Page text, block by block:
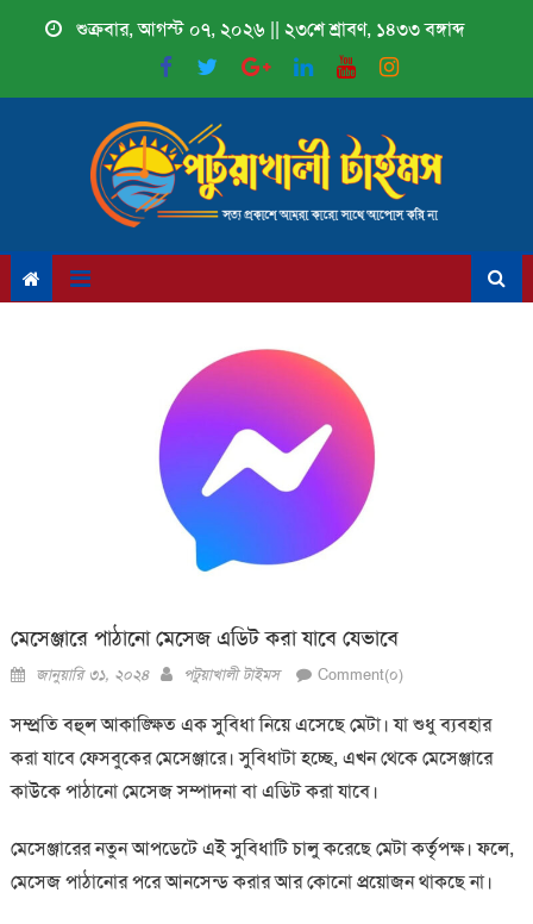
শুক্রবার, আগস্ট ০৭, ২০২৬ || ২৩শে শ্রাবণ, ১৪৩৩ বঙ্গাব্দ
মেসেঞ্জারে পাঠানো মেসেজ এডিট করা যাবে যেভাবে
Posted
জানুয়ারি ৩১, ২০২৪ Author
পটুয়াখালী টাইমস Comment(০)
সম্প্রতি বহুল আকাঙ্ক্ষিত এক সুবিধা নিয়ে এসেছে মেটা। যা শুধু ব্যবহার
করা যাবে ফেসবুকের মেসেঞ্জারে। সুবিধাটা হচ্ছে, এখন থেকে মেসেঞ্জারে
কাউকে পাঠানো মেসেজ সম্পাদনা বা এডিট করা যাবে।
মেসেঞ্জারের নতুন আপডেটে এই সুবিধাটি চালু করেছে মেটা কর্তৃপক্ষ। ফলে,
মেসেজ পাঠানোর পরে আনসেন্ড করার আর কোনো প্রয়োজন থাকছে না।